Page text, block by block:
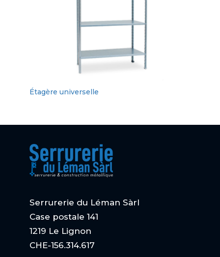
Étagère universelle
Serrurerie du Léman Sàrl
Case postale 141
1219 Le Lignon
CHE-156.314.617